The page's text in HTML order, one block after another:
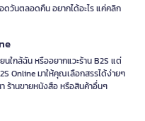
วันตลอดคืน อยากได้อะไร แค่คลิก
ใกล้ฉัน หรืออยากแวะร้าน B2S แต่
Online มาให้คุณเลือกสรรได้ง่ายๆ
ร้านขายหนังสือ หรือสินค้าอื่นๆ